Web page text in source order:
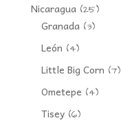
Nicaragua(25)
Granada(3)
León (4)
Little Big Corn (7)
Ometepe (4)
Tisey(6)